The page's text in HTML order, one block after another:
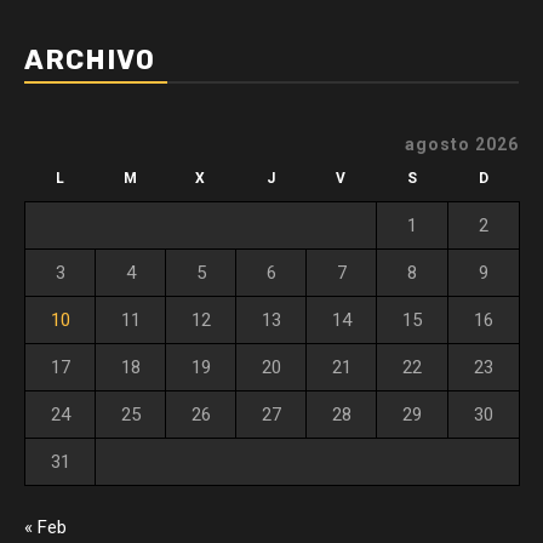
ARCHIVO
agosto 2026
L M X J V S D
1 2
3 4 5 6 7 8 9
10 11 12 13 14 15 16
17 18 19 20 21 22 23
24 25 26 27 28 29 30
31
« Feb